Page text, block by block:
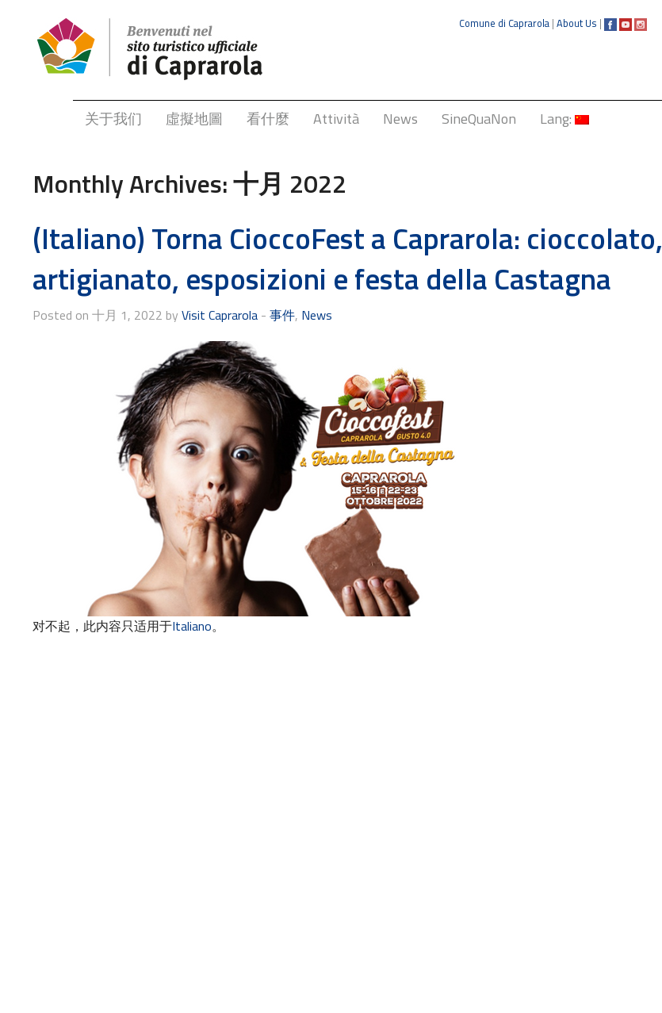
Comune di Caprarola |About Us |
关于我们 虛擬地圖 看什麼 Attività News SineQuaNon
Lang:
中文
Monthly Archives:十月 2022
(Italiano) Torna CioccoFest a Caprarola: cioccolato,
artigianato, esposizioni e festa della Castagna
Posted on 十月 1, 2022 by Visit Caprarola- 事件, News
对不起，此内容只适用于Italiano。